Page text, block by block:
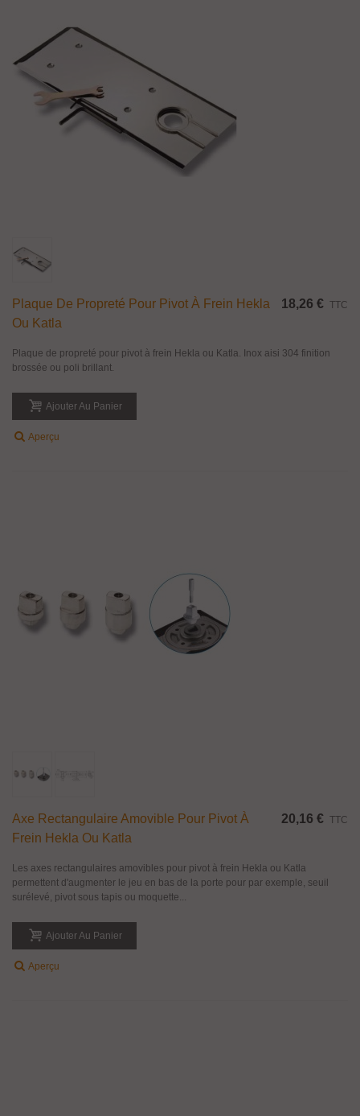
Plaque De Propreté Pour Pivot À Frein Hekla
Ou Katla
18,26 € TTC
Plaque de propreté pour pivot à frein Hekla ou Katla. Inox aisi 304 finition
brossée ou poli brillant.
Ajouter Au Panier
Aperçu
Axe Rectangulaire Amovible Pour Pivot À
Frein Hekla Ou Katla
20,16 € TTC
Les axes rectangulaires amovibles pour pivot à frein Hekla ou Katla
permettent d'augmenter le jeu en bas de la porte pour par exemple, seuil
surélevé, pivot sous tapis ou moquette...
Ajouter Au Panier
Aperçu